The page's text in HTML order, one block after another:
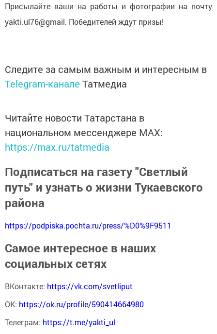
Присылайте ваши на работы и фотографии на почту
yakti.ul76@gmail. Победителей ждут призы!
Следите за самым важным и интересным в
Telegram-канале Татмедиа
Читайте новости Татарстана в
национальном мессенджере MАХ:
https://max.ru/tatmedia
Подписаться на газету "Светлый
путь" и узнать о жизни Тукаевского
района
https://podpiska.pochta.ru/press/%D0%9F9511
Самое интересное в наших
социальных сетях
ВКонтакте: https://vk.com/svetliput
ОК: https://ok.ru/profile/590414664980
Телеграм: https://t.me/yakti_ul